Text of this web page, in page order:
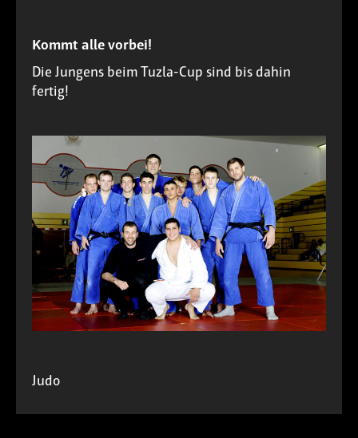
Kommt alle vorbei!
Die Jungens beim Tuzla-Cup sind bis dahin
fertig!
Judo